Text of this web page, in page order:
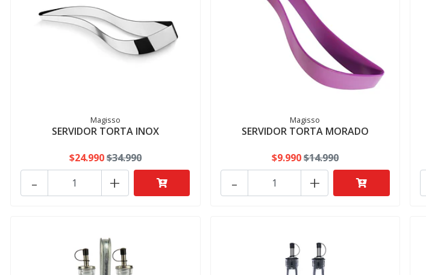
Magisso
SERVIDOR TORTA INOX
$24.990$34.990
+
-
Magisso
SERVIDOR TORTA MORADO
$9.990$14.990
+
-